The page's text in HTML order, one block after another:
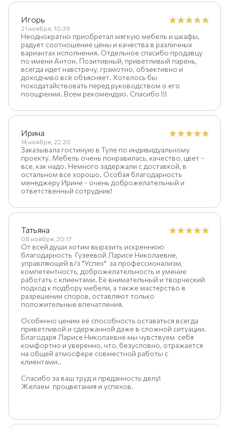
Игорь
21 ноября, 10:39
Неоднократно приобретал мягкую мебель и шкафы,
радует соотношение цены и качества в различных
вариантах исполнения. Отдельное спасибо продавцу
по имени Антон. Позитивный, приветливый парень,
всегда идет навстречу, грамотно, объективно и
доходчиво всё объясняет. Хотелось бы
походатайствовать перед руководством о его
поощрении. Всем рекомендую. Спасибо !!!
Ирина
14 ноября, 22:20
Заказывала гостиную в Туле по индивидуальному
проекту. Мебель очень понравилась, качество, цвет -
все, как надо. Немного задержали с доставкой, в
остальном все хорошо. Особая благодарность
менеджеру Ирине - очень доброжелательный и
ответственный сотрудник!
Татьяна
08 ноября, 20:17
От всей души хотим выразить искреннюю
благодарность Гузеевой Ларисе Николаевне,
управляющей в/з "Успех" за профессионализм,
компетентность, доброжелательность и умение
работать с клиентами. Её внимательный и творческий
подход к подбору мебели, а также мастерство в
разрешении споров, оставляют только
положительные впечатления.
Особенно ценим её способность оставаться всегда
приветливой и сдержанной даже в сложной ситуации.
Благодаря Ларисе Николаевне мы чувствуем себя
комфортно и уверенно, что, безусловно, отражается
на общей атмосфере совместной работы с
клиентами..
Спасибо за ваш труд и преданность делу!
Желаем процветания и успехов.